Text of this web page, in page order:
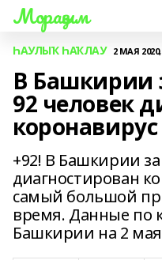
Мораҙым
ҺАУЛЫҠ ҺАҠЛАУ 2 МАЯ 2020,
В Башкирии
92 человек
коронавирус
+92! В Башкирии
диагностирован
самый большой
время. Данные по
Башкирии на 2 мая